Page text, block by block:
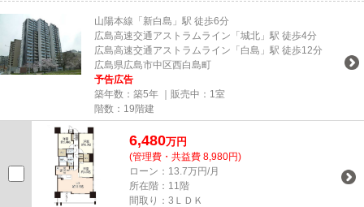
山陽本線「新白島」駅 徒歩6分
広島高速交通アストラムライン「城北」駅 徒歩4分
広島高速交通アストラムライン「白島」駅 徒歩12分
広島県広島市中区西白島町
予告広告
築年数：築5年 ｜販売中： 1室
階数：19階建
6,480万円
(管理費・共益費 8,980円)
ローン：13.7万円/月
所在階：11階
間取り：3ＬＤＫ